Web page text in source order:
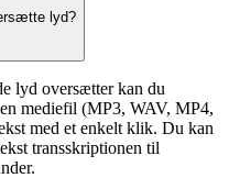
lyd?
lyd oversætter kan du
mediefil (MP3, WAV, MP4,
med et enkelt klik. Du kan
transskriptionen til